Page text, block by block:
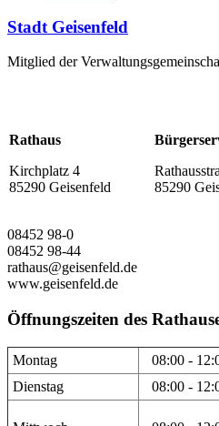
Stadt Geisenfeld
Mitglied der
Rathaus
Kirchplatz 4
85290 Geisenfeld
85290
08452 98-0
08452 98-44
rathaus@geisenfeld.de
www.geisenfeld.de
Öffnungszeiten des
Montag 08:00 -
Dienstag
08:00 -